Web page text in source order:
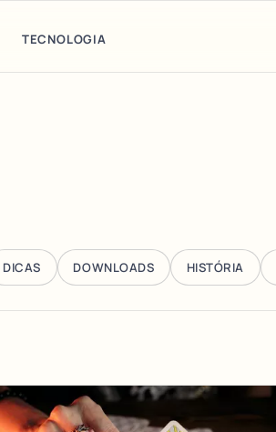
TECNOLOGIA
DICAS DOWNLOADS HISTÓRIA